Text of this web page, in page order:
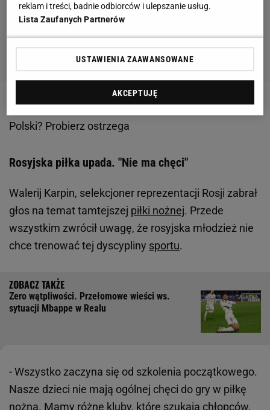
Zobacz wideoSzczęśliwe losowanie reprezentacji
Polski? Probierz ostrzega
Rosyjska piłka upada. "Nie ma chęci"
Walerij Karpin, selekcjoner reprezentacji Rosji zabrał
głos na temat tamtejszej piłki nożnej. Przede
wszystkim zwrócił uwagę, że rosyjska młodzież nie
chce trenować tej dyscypliny sportu.
Zero wątpliwości. Przełomowe wieści ws.
sytuacji Mbappe w Realu
- Wszystko zaczyna się od szkolenia początkowego.
Nasze dzieci nie mają ogólnej chęci do gry w piłkę
nożną. Mamy różne kluby, które szukają chłopców,
reklam i treści, badnie odbiorców i ulepszanie usług.
Lista Zaufanych Partnerów
USTAWIENIA ZAAWANSOWANE
AKCEPTUJĘ